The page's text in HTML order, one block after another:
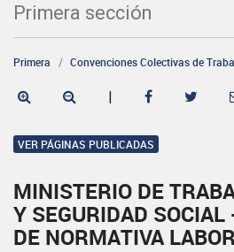
Primera sección
Primera Convenciones Colectivas de
|
VER PÁGINAS PUBLICADAS
MINISTERIO DE
Y SEGURIDAD SOCIAL
DE NORMATIVA